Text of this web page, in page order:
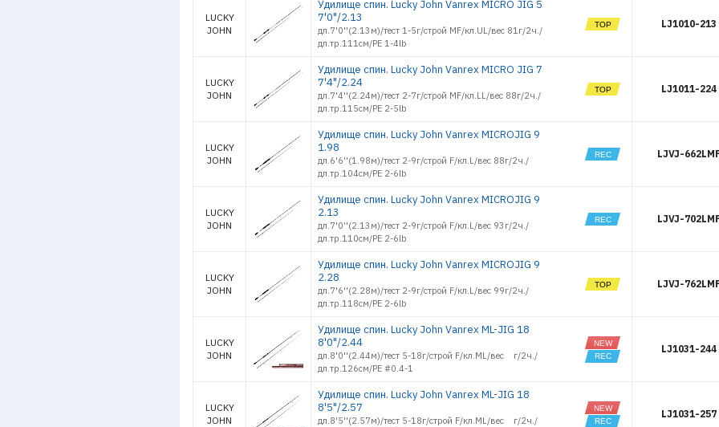
LUCKY
JOHN
Удилище спин. Lucky John Vanrex MICRO JIG 5
7'0"/2.13
дл.7'0''(2.13м)/тест 1-5г/строй MF/кл.UL/вес 81г/2ч./
дл.тр.111см/PE 1-4lb
LJ1010-213
LUCKY
JOHN
Удилище спин. Lucky John Vanrex MICRO JIG 7
7'4"/2.24
дл.7'4''(2.24м)/тест 2-7г/строй MF/кл.LL/вес 88г/2ч./
дл.тр.115см/PE 2-5lb
LJ1011-224
LUCKY
JOHN
Удилище спин. Lucky John Vanrex MICROJIG 9
1.98
дл.6'6''(1.98м)/тест 2-9г/строй F/кл.L/вес 88г/2ч./
дл.тр.104см/PE 2-6lb
LJVJ-
LUCKY
JOHN
Удилище спин. Lucky John Vanrex MICROJIG 9
2.13
дл.7'0''(2.13м)/тест 2-9г/строй F/кл.L/вес 93г/2ч./
дл.тр.110см/PE 2-6lb
LJVJ-
LUCKY
JOHN
Удилище спин. Lucky John Vanrex MICROJIG 9
2.28
дл.7'6''(2.28м)/тест 2-9г/строй F/кл.L/вес 99г/2ч./
дл.тр.118см/PE 2-6lb
LJVJ-
LUCKY
JOHN
Удилище спин. Lucky John Vanrex ML-JIG 18
8'0"/2.44
дл.8'0''(2.44м)/тест 5-18г/строй F/кл.ML/вес г/2ч./
дл.тр.126см/PE #0.4-1
LJ1031-244
LUCKY
JOHN
Удилище спин. Lucky John Vanrex ML-JIG 18
8'5"/2.57
дл.8'5''(2.57м)/тест 5-18г/строй F/кл.ML/вес г/2ч./
LJ1031-257